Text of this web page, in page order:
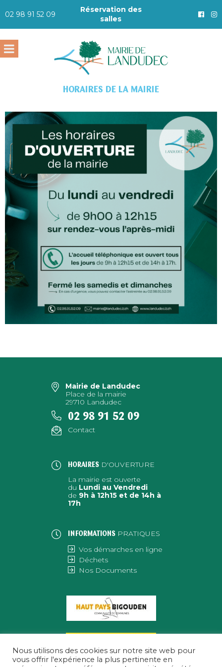
02 98 91 52 09
Réservation des
salles
HORAIRES DE LA MAIRIE
Mairie de Landudec
Place de la mairie
29710 Landudec
02 98 91 52 09
Contact
HORAIRES D'OUVERTURE
La mairie est ouverte
du Lundi au Vendredi
de 9h à 12h15 et de 14h à
17h
INFORMATIONS PRATIQUES
Vos démarches en ligne
Déchets
Nos Documents
Nous utilisons des cookies sur notre site web pour
vous offrir l'expérience la plus pertinente en